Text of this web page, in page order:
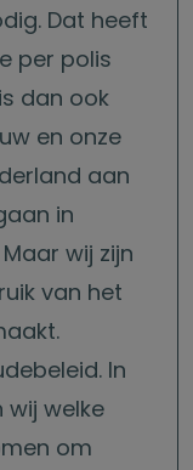
Dat heeft
per polis
dan ook
en onze
aan
in
wij zijn
van het
In
welke
om